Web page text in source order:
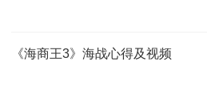
《海商王3》海战心得及视频